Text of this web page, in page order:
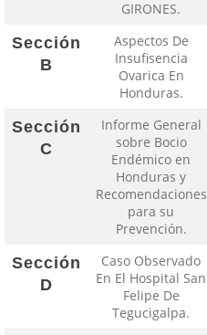
GIRONES.
Sección
B
Aspectos De
Insufisencia
Ovarica En
Honduras.
Sección
C
Informe General
sobre Bocio
Endémico en
Honduras y
Recomendaciones
para su
Prevención.
Sección
D
Caso Observado
En El Hospital San
Felipe De
Tegucigalpa.